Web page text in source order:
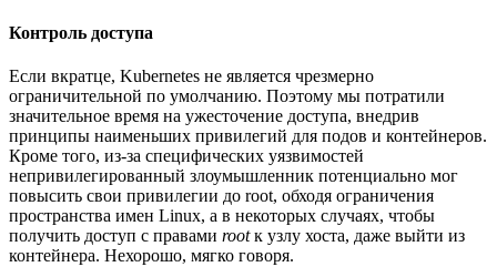
Контроль доступа
Если вкратце, Kubernetes не является чрезмерно
ограничительной по умолчанию. Поэтому мы потратили
значительное время на ужесточение доступа, внедрив
принципы наименьших привилегий для подов и контейнеров.
Кроме того, из-за специфических уязвимостей
непривилегированный злоумышленник потенциально мог
повысить свои привилегии до root, обходя ограничения
пространства имен Linux, а в некоторых случаях, чтобы
получить доступ с правами rootк узлу хоста, даже выйти из
контейнера. Нехорошо, мягко говоря.